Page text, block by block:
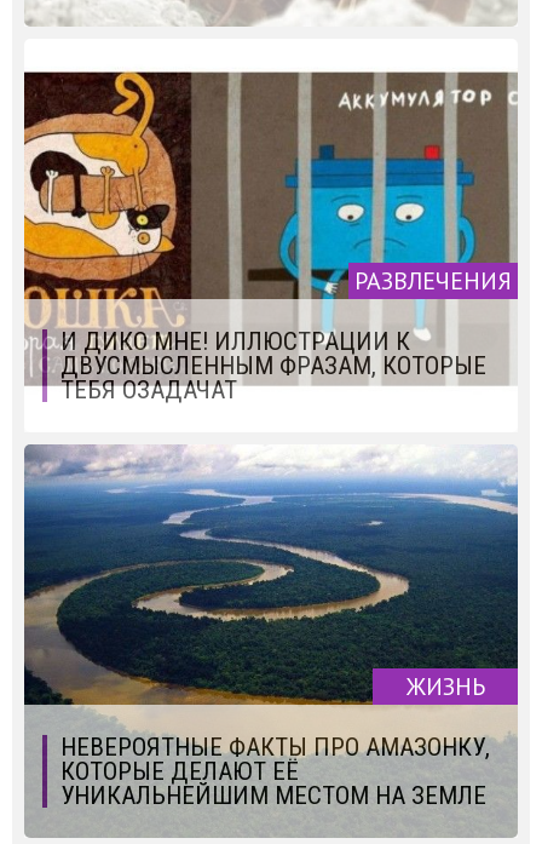
РАЗВЛЕЧЕНИЯ
И ДИКО МНЕ! ИЛЛЮСТРАЦИИ К
ДВУСМЫСЛЕННЫМ ФРАЗАМ, КОТОРЫЕ
ТЕБЯ ОЗАДАЧАТ
ЖИЗНЬ
НЕВЕРОЯТНЫЕ ФАКТЫ ПРО АМАЗОНКУ,
КОТОРЫЕ ДЕЛАЮТ ЕЁ
УНИКАЛЬНЕЙШИМ МЕСТОМ НА ЗЕМЛЕ